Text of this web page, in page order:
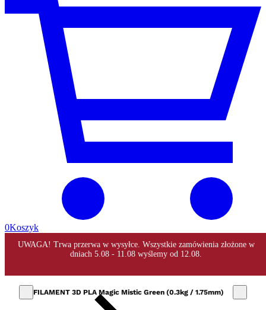
0Koszyk
FILAMENT 3D PLA Magic Mistic Green (0.3kg / 1.75mm)